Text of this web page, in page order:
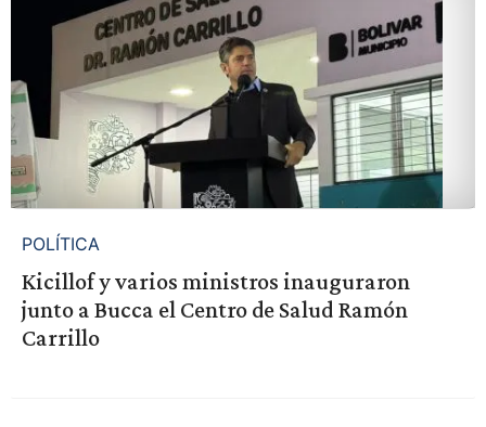
POLÍTICA
Kicillof y varios ministros inauguraron
junto a Bucca el Centro de Salud Ramón
Carrillo